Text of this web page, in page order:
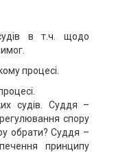
в т.ч. щодо
процесі.
судів. Суддя –
спору
обрати? Суддя –
принципу